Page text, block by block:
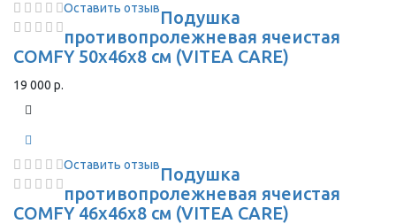
Оставить отзывПодушка
противопролежневая ячеистая
COMFY 50х46х8 см (VITEA CARE)
19 000 р.
Оставить отзывПодушка
противопролежневая ячеистая
COMFY 46х46х8 см (VITEA CARE)